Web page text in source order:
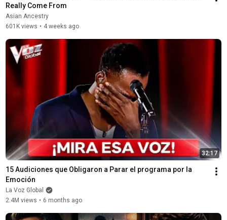
Really Come From
Asian Ancestry
601K views • 4 weeks ago
32:17
15 Audiciones que Obligaron a Parar el programa por la
Emoción
La Voz Global
2.4M views • 6 months ago